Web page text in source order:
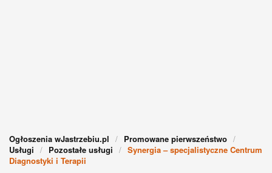
Ogłoszenia wJastrzebiu.pl
Promowane pierwszeństwo
Usługi
Pozostałe usługi
Synergia – specjalistyczne Centrum
Diagnostyki i Terapii